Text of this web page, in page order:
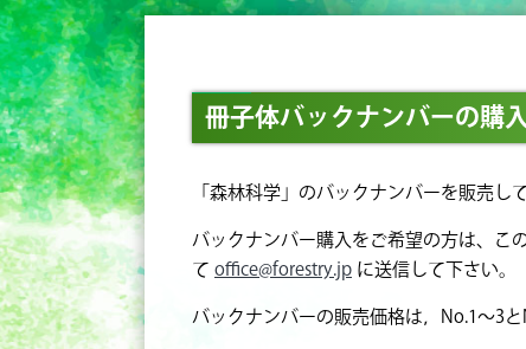
冊子体バックナンバーの購
「森林科学」のバックナンバーを販売し
バックナンバー購入をご希望の方は、こ
て office@forestry.jp に送信して下さい。
バックナンバーの販売価格は，No.1～3